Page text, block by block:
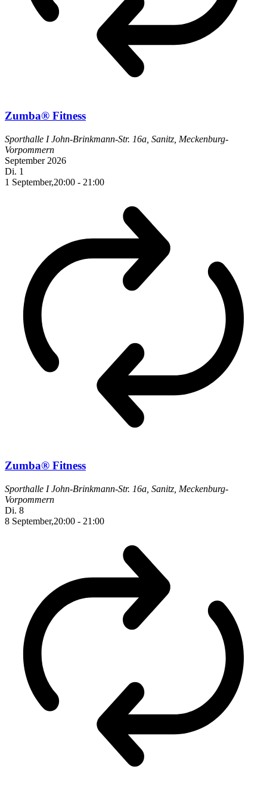
Zumba® Fitness
Sporthalle IJohn-Brinkmann-Str. 16a, Sanitz, Meckenburg-
Vorpommern
September 2026
Di. 1
1 September,20:00 - 21:00
Zumba® Fitness
Sporthalle IJohn-Brinkmann-Str. 16a, Sanitz, Meckenburg-
Vorpommern
Di. 8
8 September,20:00 - 21:00